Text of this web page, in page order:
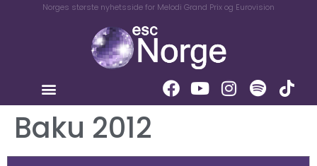
Norges største nyhetsside for Melodi Grand Prix og Eurovision
Baku 2012